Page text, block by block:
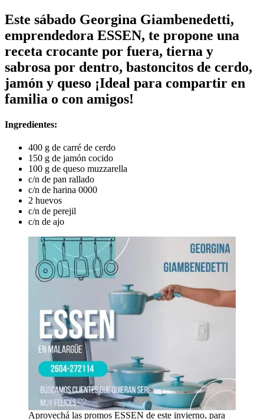
Este sábado Georgina Giambenedetti,
emprendedora ESSEN, te propone una
receta crocante por fuera, tierna y
sabrosa por dentro, bastoncitos de cerdo,
jamón y queso ¡Ideal para compartir en
familia o con amigos!
Ingredientes:
400 g de carré de cerdo
150 g de jamón cocido
100 g de queso muzzarella
c/n de pan rallado
c/n de harina 0000
2 huevos
c/n de perejil
c/n de ajo
Aprovechá las promos ESSEN de este invierno, para